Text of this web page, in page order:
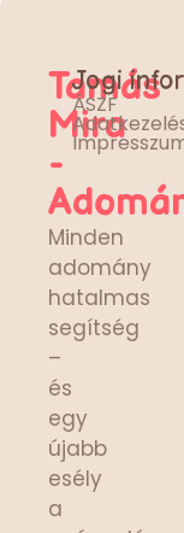
Tamás
Mira
-
Minden
adomány
hatalmas
segítség
–
és
egy
újabb
esély
a
Jogi
ÁSZF